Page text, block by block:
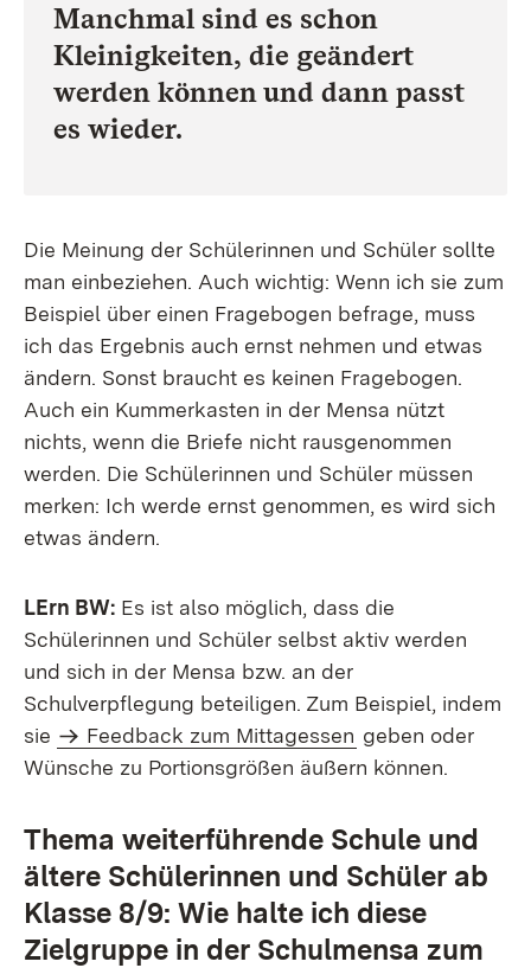
Manchmal sind es schon
Kleinigkeiten, die geändert
werden können und dann passt
es wieder.
Die Meinung der Schülerinnen und Schüler sollte
man einbeziehen. Auch wichtig: Wenn ich sie zum
Beispiel über einen Fragebogen befrage, muss
ich das Ergebnis auch ernst nehmen und etwas
ändern. Sonst braucht es keinen Fragebogen.
Auch ein Kummerkasten in der Mensa nützt
nichts, wenn die Briefe nicht rausgenommen
werden. Die Schülerinnen und Schüler müssen
merken: Ich werde ernst genommen, es wird sich
etwas ändern.
LErn BW: Es ist also möglich, dass die
Schülerinnen und Schüler selbst aktiv werden
und sich in der Mensa bzw. an der
Schulverpflegung beteiligen. Zum Beispiel, indem
sie
Feedback zum Mittagessen geben oder
Wünsche zu Portionsgrößen äußern können.
Thema weiterführende Schule und
ältere Schülerinnen und Schüler ab
Klasse 8/9: Wie halte ich diese
Zielgruppe in der Schulmensa zum